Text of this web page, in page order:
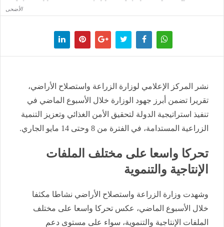
الأضحى
نشر المركز الإعلامي لوزارة الزراعة واستصلاح الأراضي،
تقريرا تضمن أبرز جهود الوزارة خلال الأسبوع الماضي في
تنفيذ استراتيجية الدولة لتحقيق الأمن الغذائي وتعزيز التنمية
الزراعية المستدامة، في الفترة من 8 وحتى 14 مايو الجاري.
تحركا واسعا على مختلف الملفات
الإنتاجية والتنموية
وشهدت وزارة الزراعة واستصلاح الأراضي نشاطا مكثفا
خلال الأسبوع الماضي، عكس تحركا واسعا على مختلف
الملفات الإنتاجية والتنموية، سواء على مستوى دعم